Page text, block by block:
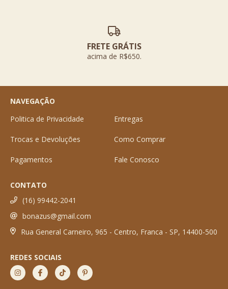
FRETE GRÁTIS
acima de R$650.
NAVEGAÇÃO
Politica de Privacidade
Entregas
Trocas e Devoluções Como Comprar
Pagamentos Fale Conosco
CONTATO
(16) 99442-2041
bonazus@gmail.com
Rua General Carneiro, 965 - Centro, Franca - SP, 14400-500
REDES SOCIAIS